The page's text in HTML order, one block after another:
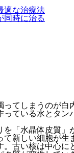
適な治療法
同時に治る
てしまうのが
ている水とタ
「水晶体皮質
新しい細胞が
古い核は中心